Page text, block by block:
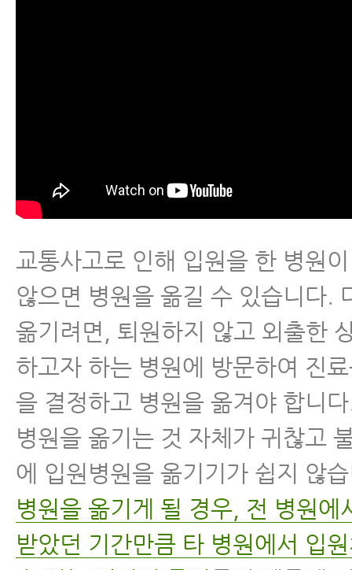
교통사고로 인해 입원을 한 병원
않으면 병원을 옮길 수 있습니다.
옮기려면, 퇴원하지 않고 외출한
하고자 하는 병원에 방문하여 진
을 결정하고 병원을 옮겨야 합니
병원을 옮기는 것 자체가 귀찮고
에 입원병원을 옮기기가 쉽지 않
병원을 옮기게 될 경우, 전 병원에
받았던 기간만큼 타 병원에서 입